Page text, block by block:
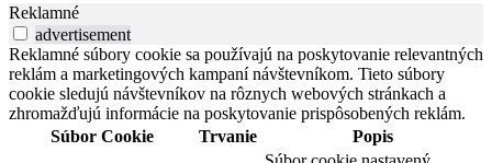
Reklamné
advertisement
Reklamné súbory cookie sa používajú na poskytovanie relevantných
reklám a marketingových kampaní návštevníkom. Tieto súbory
cookie sledujú návštevníkov na rôznych webových stránkach a
zhromažďujú informácie na poskytovanie prispôsobených reklám.
Súbor Cookie
Trvanie Popis